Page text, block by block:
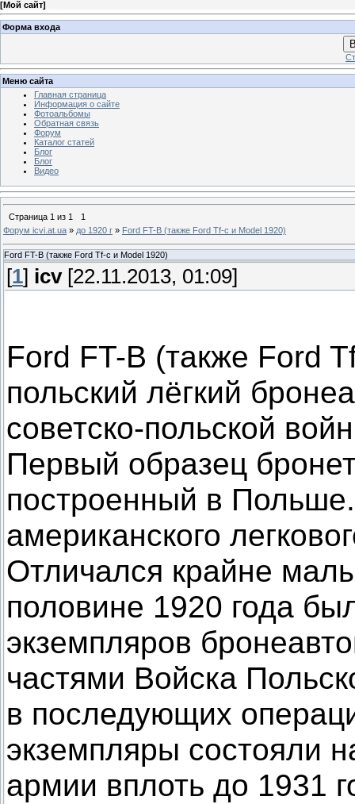
[Мой сайт]
Форма входа
Меню сайта
Главная страница
Информация о сайте
Фотоальбомы
Обратная связь
Форум
Каталог статей
Блог
Блог
Видео
Страница 1 из 1
1
Форум icvi.at.ua » до 1920 г » Ford FT-B (также Ford Tf-c и Model 1920)
Ford FT-B (также Ford Tf-c и Model 1920)
[1] icv[22.11.2013, 01:09]
Ford FT-B (также Ford
польский лёгкий
советско-польской
Первый образец
построенный в
американского
Отличался крайне
половине 1920 года
экземпляров
частями Войска
в последующих
экземпляры состояли
армии вплоть до 1931